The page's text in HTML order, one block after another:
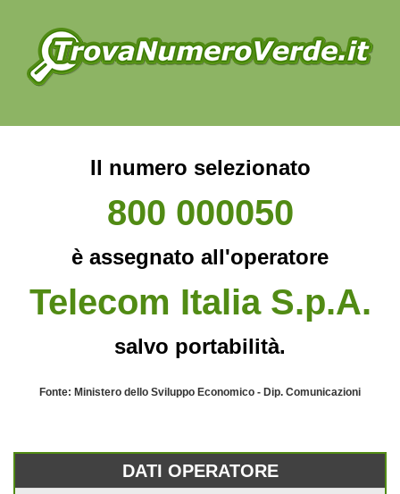
Il numero selezionato
800 000050
è assegnato all'operatore
Telecom Italia S.p.A.
salvo portabilità.
Fonte: Ministero dello Sviluppo Economico - Dip. Comunicazioni
DATI OPERATORE